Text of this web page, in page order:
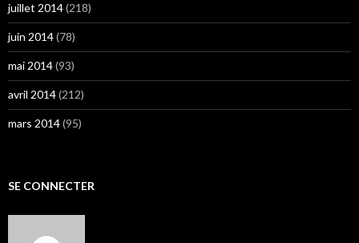
juillet 2014(218)
juin 2014(78)
mai 2014(93)
avril 2014(212)
mars 2014(95)
SE CONNECTER